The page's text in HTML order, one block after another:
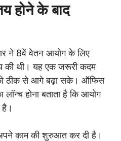
होने के बाद
ने 8वें वेतन आयोग के लिए
की थी। यह एक जरूरी कदम
ठीक से आगे बढ़ा सके। ऑफिस
होना बताता है कि आयोग
काम की शुरुआत कर दी है।